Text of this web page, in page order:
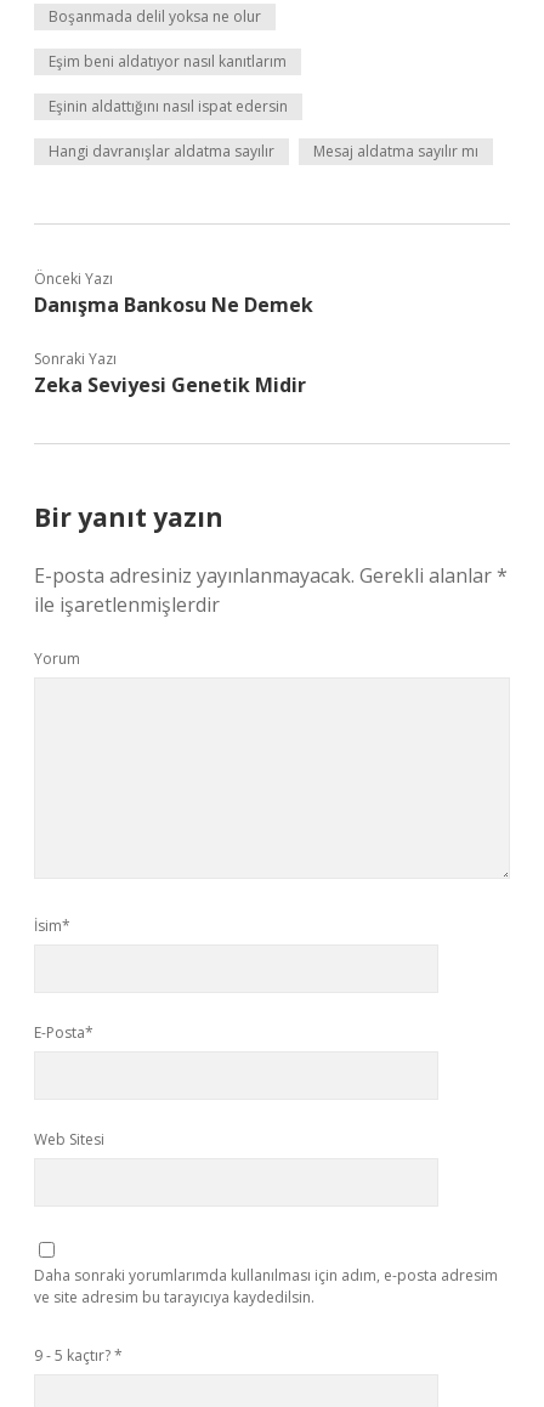
Boşanmada delil yoksa ne olur
Eşim beni aldatıyor nasıl kanıtlarım
Eşinin aldattığını nasıl ispat edersin
Hangi davranışlar aldatma sayılır Mesaj aldatma sayılır mı
Önceki Yazı
Danışma Bankosu Ne Demek
Sonraki Yazı
Zeka Seviyesi Genetik Midir
Bir yanıt yazın
E-posta adresiniz yayınlanmayacak. Gerekli alanlar*
ile işaretlenmişlerdir
Yorum
İsim*
E-Posta*
Web Sitesi
Daha sonraki yorumlarımda kullanılması için adım, e-posta adresim
ve site adresim bu tarayıcıya kaydedilsin.
9 - 5 kaçtır?*